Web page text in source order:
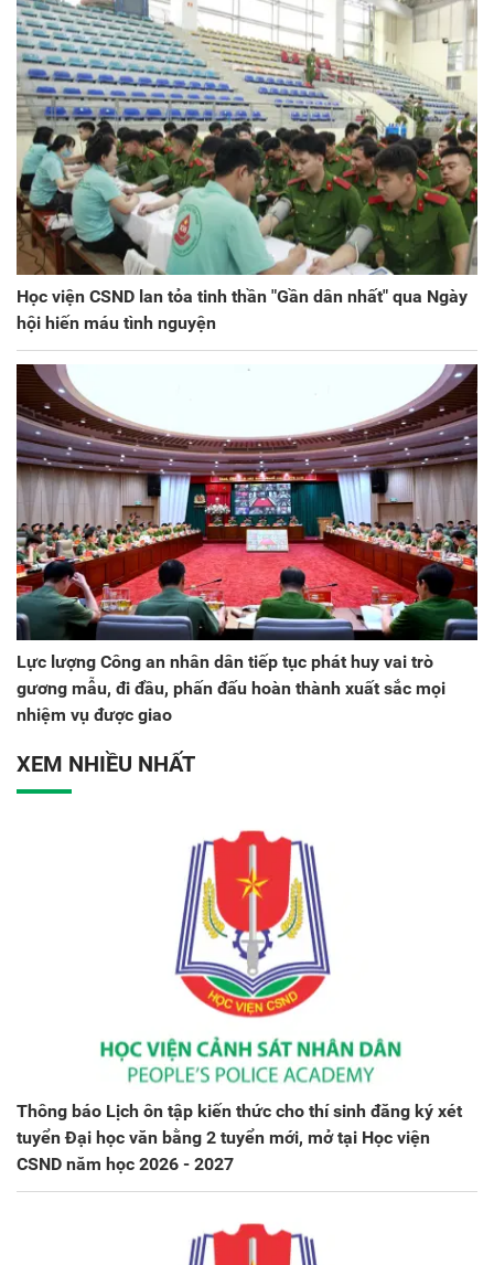
Học viện CSND lan tỏa tinh thần "Gần dân nhất" qua Ngày
hội hiến máu tình nguyện
Lực lượng Công an nhân dân tiếp tục phát huy vai trò
gương mẫu, đi đầu, phấn đấu hoàn thành xuất sắc mọi
nhiệm vụ được giao
XEM NHIỀU NHẤT
Thông báo Lịch ôn tập kiến thức cho thí sinh đăng ký xét
tuyển Đại học văn bằng 2 tuyển mới, mở tại Học viện
CSND năm học 2026 - 2027